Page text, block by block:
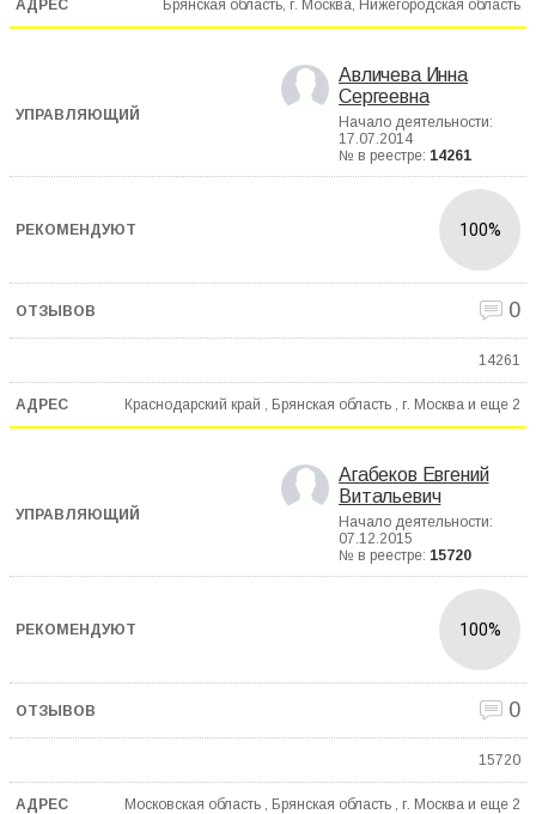
Брянская область, г. Москва, Нижегородская область
Авличева Инна
Сергеевна
Начало деятельности:
17.07.2014
№ в реестре: 14261
100%
0
14261
Краснодарский край , Брянская область , г. Москва и еще 2
Агабеков Евгений
Витальевич
Начало деятельности:
07.12.2015
№ в реестре: 15720
100%
0
15720
Московская область , Брянская область , г. Москва и еще 2